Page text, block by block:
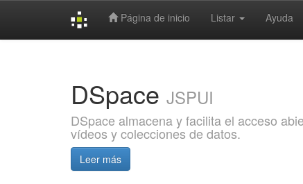
Página de inicio Listar Ayuda
DSpace JSPUI
DSpace almacena y facilita el acceso
vídeos y colecciones de datos.
Leer más